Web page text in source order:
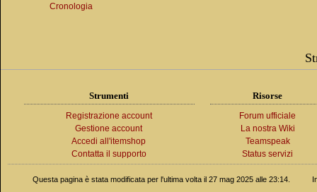
Cronologia
Strumenti
Registrazione account
Gestione account
Accedi all'itemshop
Contatta il supporto
Risorse
Forum ufficiale
La nostra Wiki
Teamspeak
Status servizi
Questa pagina è stata modificata per l'ultima volta il 27 mag 2025 alle 23:14.